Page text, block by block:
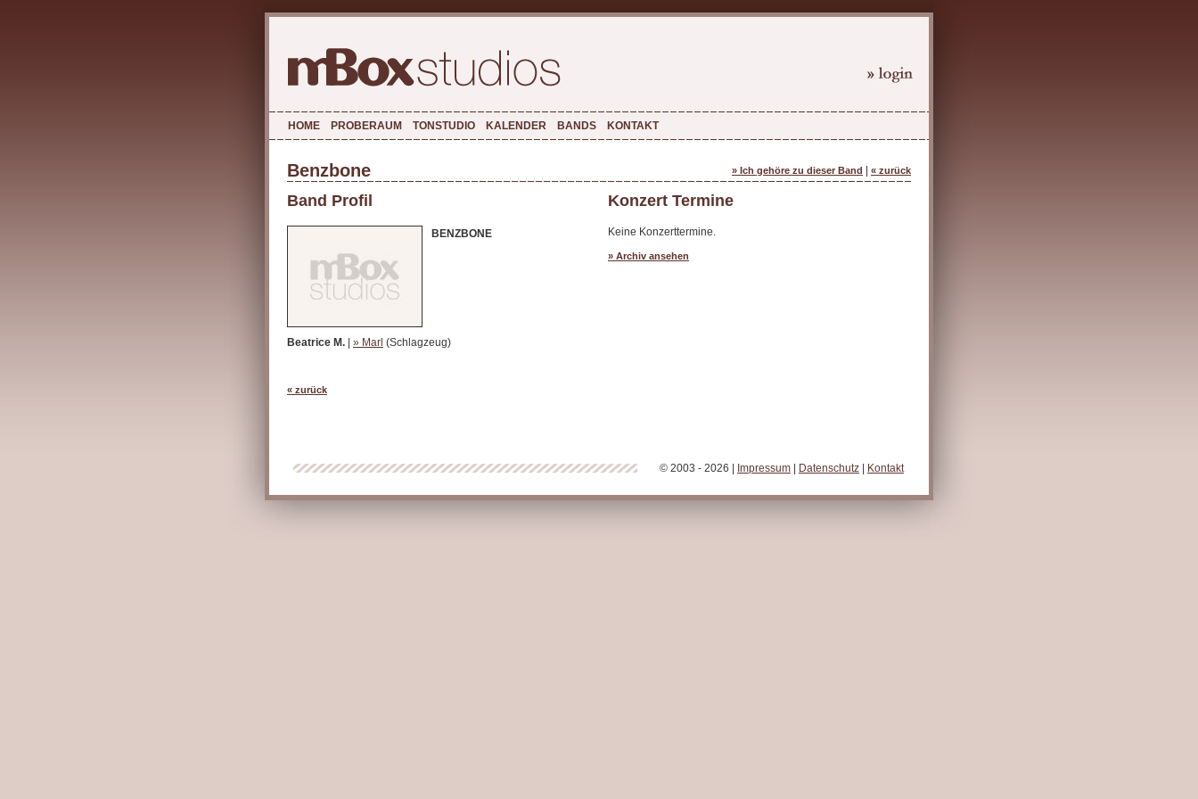
HOME PROBERAUM TONSTUDIO KALENDER BANDS KONTAKT
Benzbone » Ich gehöre zu dieser Band « zurück
Band Profil
BENZBONE
Beatrice M. » Marl (Schlagzeug)
« zurück
Konzert Termine
Keine Konzerttermine.
» Archiv ansehen
© 2003 - 2026 | Impressum Datenschutz Kontakt